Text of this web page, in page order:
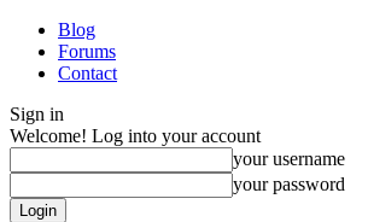
Blog
Forums
Contact
Sign in
Welcome! Log into your account
your username
your password